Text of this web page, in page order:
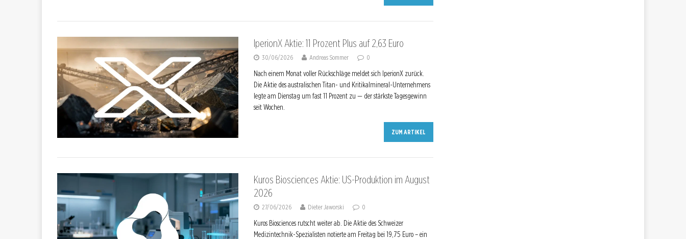
IperionX Aktie: 11 Prozent Plus auf 2,63 Euro
30/06/2026 Andreas Sommer 0
Nach einem Monat voller Rückschläge meldet sich IperionX zurück.
Die Aktie des australischen Titan- und Kritikalmineral-Unternehmens
legte am Dienstag um fast 11 Prozent zu — der stärkste Tagesgewinn
seit Wochen.
ZUM ARTIKEL
Kuros Biosciences Aktie: US-Produktion im August
2026
27/06/2026 Dieter Jaworski 0
Kuros Biosciences rutscht weiter ab. Die Aktie des Schweizer
Medizintechnik-Spezialisten notierte am Freitag bei 19,75 Euro – ein